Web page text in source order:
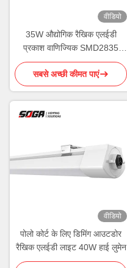
वीडियो
35W औद्योगिक रैखिक एलईडी
प्रकाश वाणिज्यिक SMD2835
IP65 5950lm
सबसे अच्छी कीमत पाएं
वीडियो
पोलो कोर्ट के लिए डिमिंग आउटडोर
रैखिक एलईडी लाइट 40W हाई लुमेन